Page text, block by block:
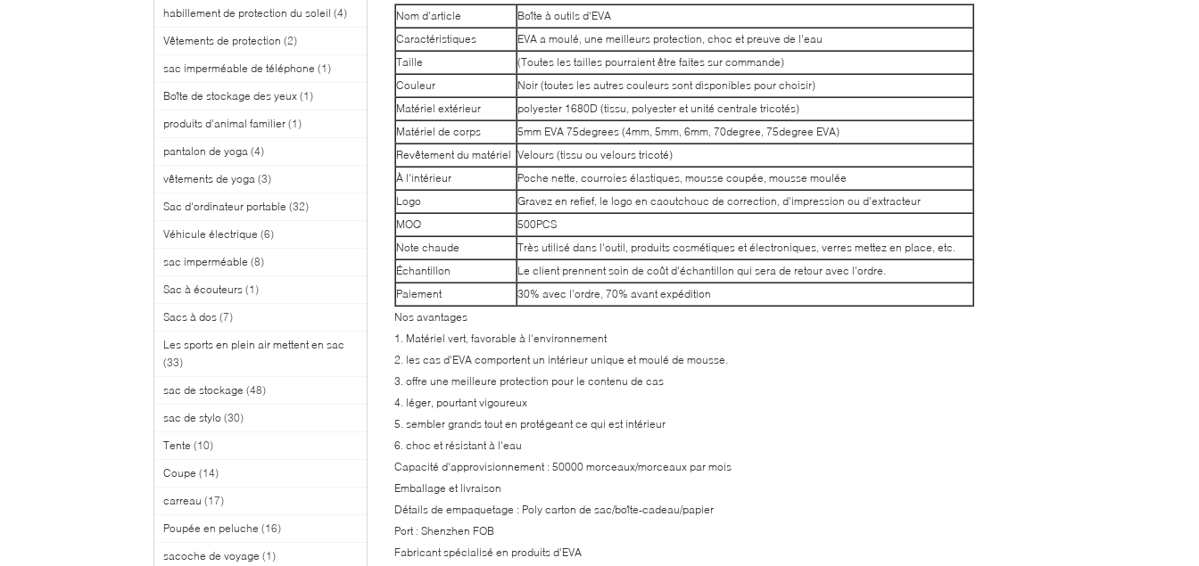
habillement de protection du soleil (4)
Vêtements de protection (2)
sac imperméable de téléphone (1)
Boîte de stockage des yeux (1)
produits d'animal familier (1)
pantalon de yoga (4)
vêtements de yoga (3)
Sac d'ordinateur portable (32)
Véhicule électrique (6)
sac imperméable (8)
Sac à écouteurs (1)
Sacs à dos (7)
Les sports en plein air mettent en sac
(33)
sac de stockage (48)
sac de stylo (30)
Tente (10)
Coupe (14)
carreau (17)
Poupée en peluche (16)
sacoche de voyage (1)
Nom d'article
Boîte à outils d'EVA
Caractéristiques
EVA a moulé, une meilleurs protection, choc et preuve de l'eau
Taille
(Toutes les tailles pourraient être faites sur commande)
Couleur
Noir (toutes les autres couleurs sont disponibles pour choisir)
Matériel extérieur
polyester 1680D (tissu, polyester et unité centrale tricotés)
Matériel de corps
5mm EVA 75degrees (4mm, 5mm, 6mm, 70degree, 75degree EVA)
Revêtement du matériel Velours (tissu ou velours tricoté)
À l'intérieur
Poche nette, courroies élastiques, mousse coupée, mousse moulée
Logo
Gravez en refief, le logo en caoutchouc de correction, d'impression ou d'extracteur
MOQ
500PCS
Note chaude
Très utilisé dans l'outil, produits cosmétiques et électroniques, verres mettez en place, etc.
Échantillon
Le client prennent soin de coût d'échantillon qui sera de retour avec l'ordre.
Paiement
30% avec l'ordre, 70% avant expédition
Nos avantages
1. Matériel vert, favorable à l'environnement
2. les cas d'EVA comportent un intérieur unique et moulé de mousse.
3. offre une meilleure protection pour le contenu de cas
4. léger, pourtant vigoureux
5. sembler grands tout en protégeant ce qui est intérieur
6. choc et résistant à l'eau
Capacité d'approvisionnement : 50000 morceaux/morceaux par mois
Emballage et livraison
Détails de empaquetage : Poly carton de sac/boîte-cadeau/papier
Port : Shenzhen FOB
Fabricant spécialisé en produits d'EVA